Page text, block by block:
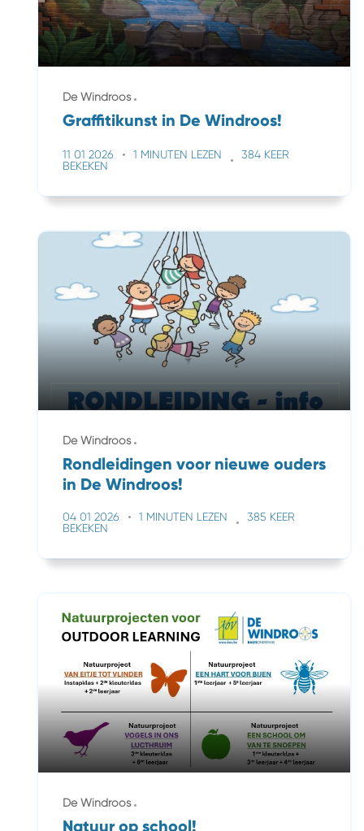
De Windroos
Graffitikunst in De Windroos!
11 01 2026 1 MINUTEN LEZEN
384 KEER
BEKEKEN
De Windroos
Rondleidingen voor nieuwe ouders
in De Windroos!
04 01 2026 1 MINUTEN LEZEN
385 KEER
BEKEKEN
De Windroos
Natuur op school!